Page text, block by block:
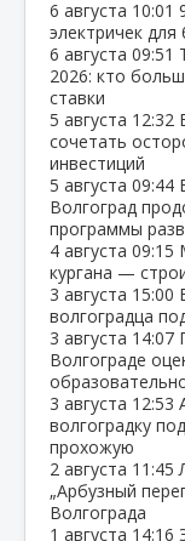
6 августа 10:01
электричек
6 августа 09:51
2026: кто
ставки
5 августа 12:32
сочетать
инвестиций
5 августа 09:44
Волгоград
программы
4 августа 09:15
кургана —
3 августа 15:00
волгоградца
3 августа 14:07
Волгограде
3 августа 12:53
волгоградку
прохожую
2 августа 11:45
„Арбузный
Волгограда
1 августа 14:16